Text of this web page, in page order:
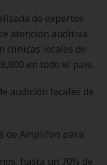
de expertos
atención auditiva
clínicas locales de
en todo el país.
audición locales de
de Amplifon para:
hasta un 70% de